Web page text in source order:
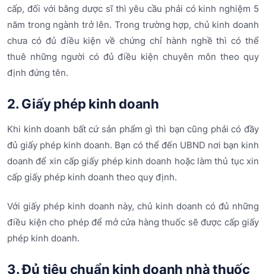
cấp, đối với bằng dược sĩ thì yêu cầu phải có kinh nghiệm 5
năm trong ngành trở lên. Trong trường hợp, chủ kinh doanh
chưa có đủ điều kiện về chứng chỉ hành nghề thì có thể
thuê những người có đủ điều kiện chuyên môn theo quy
định đứng tên.
2. Giấy phép kinh doanh
Khi kinh doanh bất cứ sản phẩm gì thì bạn cũng phải có đầy
đủ giấy phép kinh doanh. Bạn có thể đến UBND nơi bạn kinh
doanh để xin cấp giấy phép kinh doanh hoặc làm thủ tục xin
cấp giấy phép kinh doanh theo quy định.
Với giấy phép kinh doanh này, chủ kinh doanh có đủ những
điều kiện cho phép để mở cửa hàng thuốc sẽ được cấp giấy
phép kinh doanh.
3. Đủ tiêu chuẩn kinh doanh nhà thuốc